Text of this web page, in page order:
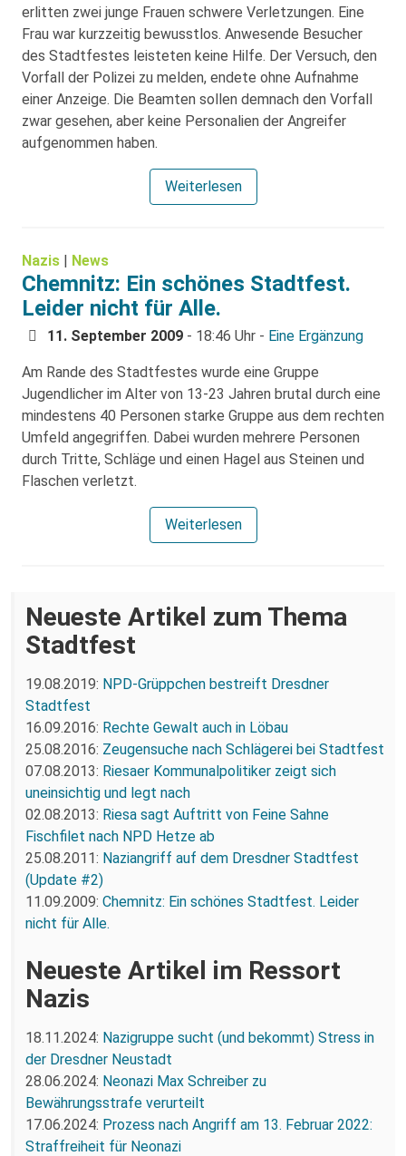
erlitten zwei junge Frauen schwere Verletzungen. Eine
Frau war kurzzeitig bewusstlos. Anwesende Besucher
des Stadtfestes leisteten keine Hilfe. Der Versuch, den
Vorfall der Polizei zu melden, endete ohne Aufnahme
einer Anzeige. Die Beamten sollen demnach den Vorfall
zwar gesehen, aber keine Personalien der Angreifer
aufgenommen haben.
Weiterlesen
Nazis | News
Chemnitz: Ein schönes Stadtfest.
Leider nicht für Alle.
11. September 2009 - 18:46 Uhr - Eine Ergänzung
Am Rande des Stadtfestes wurde eine Gruppe
Jugendlicher im Alter von 13-23 Jahren brutal durch eine
mindestens 40 Personen starke Gruppe aus dem rechten
Umfeld angegriffen. Dabei wurden mehrere Personen
durch Tritte, Schläge und einen Hagel aus Steinen und
Flaschen verletzt.
Weiterlesen
Neueste Artikel zum Thema
Stadtfest
19.08.2019: NPD-Grüppchen bestreift Dresdner
Stadtfest
16.09.2016: Rechte Gewalt auch in Löbau
25.08.2016: Zeugensuche nach Schlägerei bei Stadtfest
07.08.2013: Riesaer Kommunalpolitiker zeigt sich
uneinsichtig und legt nach
02.08.2013: Riesa sagt Auftritt von Feine Sahne
Fischfilet nach NPD Hetze ab
25.08.2011: Naziangriff auf dem Dresdner Stadtfest
(Update #2)
11.09.2009: Chemnitz: Ein schönes Stadtfest. Leider
nicht für Alle.
Neueste Artikel im Ressort
Nazis
18.11.2024: Nazigruppe sucht (und bekommt) Stress in
der Dresdner Neustadt
28.06.2024: Neonazi Max Schreiber zu
Bewährungsstrafe verurteilt
17.06.2024: Prozess nach Angriff am 13. Februar 2022:
Straffreiheit für Neonazi